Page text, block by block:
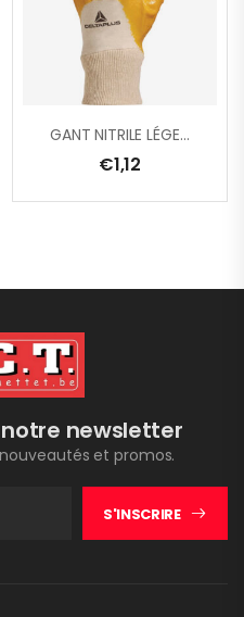
GANT NITRILE LÉGER – DOS AÉRÉ
€1,12
newsletter
et promos.
S'INSCRIRE